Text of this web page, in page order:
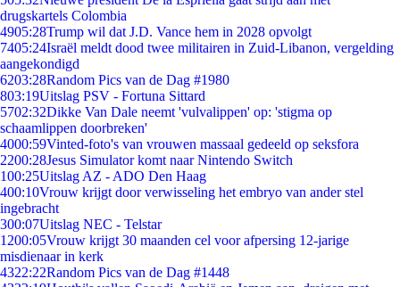
drugskartels Colombia
4905:28Trump wil dat J.D. Vance hem in 2028 opvolgt
7405:24Israël meldt dood twee militairen in Zuid-Libanon, vergelding
aangekondigd
6203:28Random Pics van de Dag #1980
803:19Uitslag PSV - Fortuna Sittard
5702:32Dikke Van Dale neemt 'vulvalippen' op: 'stigma op
schaamlippen doorbreken'
4000:59Vinted-foto's van vrouwen massaal gedeeld op seksfora
2200:28Jesus Simulator komt naar Nintendo Switch
100:25Uitslag AZ - ADO Den Haag
400:10Vrouw krijgt door verwisseling het embryo van ander stel
ingebracht
300:07Uitslag NEC - Telstar
1200:05Vrouw krijgt 30 maanden cel voor afpersing 12-jarige
misdienaar in kerk
4322:22Random Pics van de Dag #1448